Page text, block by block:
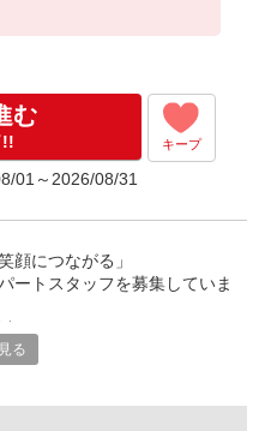
変動します。
あり
額UP。
む
!! キープ
01～2026/08/31
顔につながる」
ートスタッフを募集していま
つながりながら、無理なく働
サポートが中心。
る